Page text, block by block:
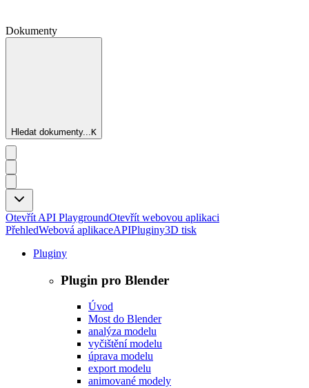
Dokumenty
Hledat dokumenty...K
Otevřít API PlaygroundOtevřít webovou aplikaci
PřehledWebová aplikaceAPIPluginy3D tisk
Pluginy
Plugin pro Blender
Úvod
Most do Blender
analýza modelu
vyčištění modelu
úprava modelu
export modelu
animované modely